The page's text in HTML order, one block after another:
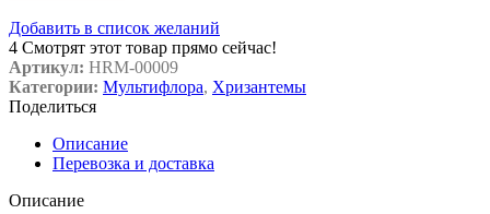
Добавить в список желаний
4 Смотрят этот товар прямо сейчас!
Артикул: HRM-00009
Категории: Мультифлора, Хризантемы
Поделиться
Описание
Перевозка и доставка
Описание